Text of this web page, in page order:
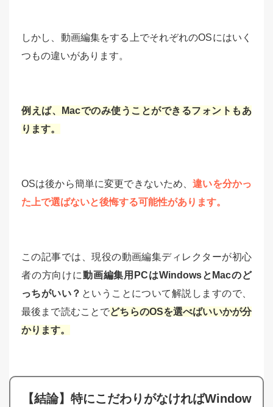
しかし、動画編集をする上でそれぞれのOSにはいく
つもの違いがあります。
例えば、Macでのみ使うことができるフォントもあ
ります。
OSは後から簡単に変更できないため、違いを分かっ
た上で選ばないと後悔する可能性があります。
この記事では、現役の動画編集ディレクターが初心
者の方向けに動画編集用PCはWindowsとMacのど
っちがいい？ ということについて解説しますので、
最後まで読むことでどちらのOSを選べばいいかが分
かります。
【結論】特にこだわりがなければWindow